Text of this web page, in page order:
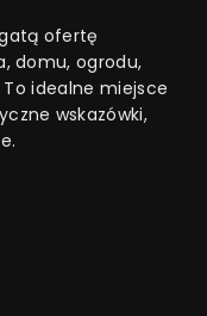
ofertę
domu, ogrodu,
idealne miejsce
wskazówki,